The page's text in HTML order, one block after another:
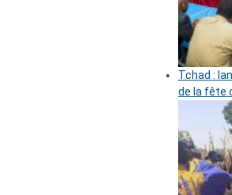
Tchad :
de la fête